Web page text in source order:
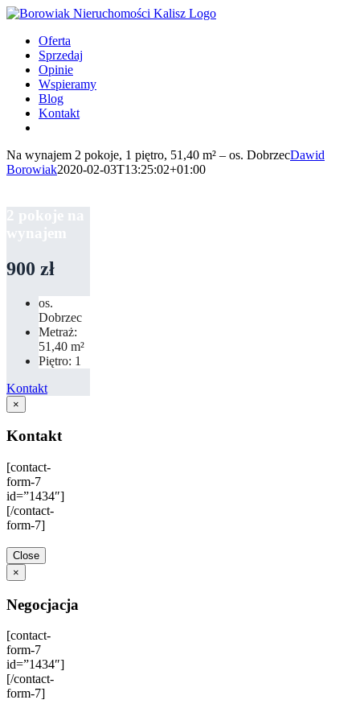
Przejdź
zawartości
Oferta
Sprzedaj
Opinie
Wspieramy
Blog
Kontakt
Na wynajem 2 pokoje, 1 piętro, 51,40 m² – os. DobrzecDawid
Borowiak2020-02-03T13:25:02+01:00
2 pokoje na
wynajem
900 zł
os.
Dobrzec
Metraż:
51,40 m²
Piętro: 1
Kontakt
×
Kontakt
[contact-
form-7
id=”1434″]
[/contact-
form-7]
Close
×
Negocjacja
[contact-
form-7
id=”1434″]
[/contact-
form-7]